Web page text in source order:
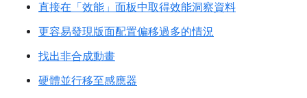
直接在「效能」面板中取得效能洞察資料
更容易發現版面配置偏移過多的情況
找出非合成動畫
硬體並行移至感應器